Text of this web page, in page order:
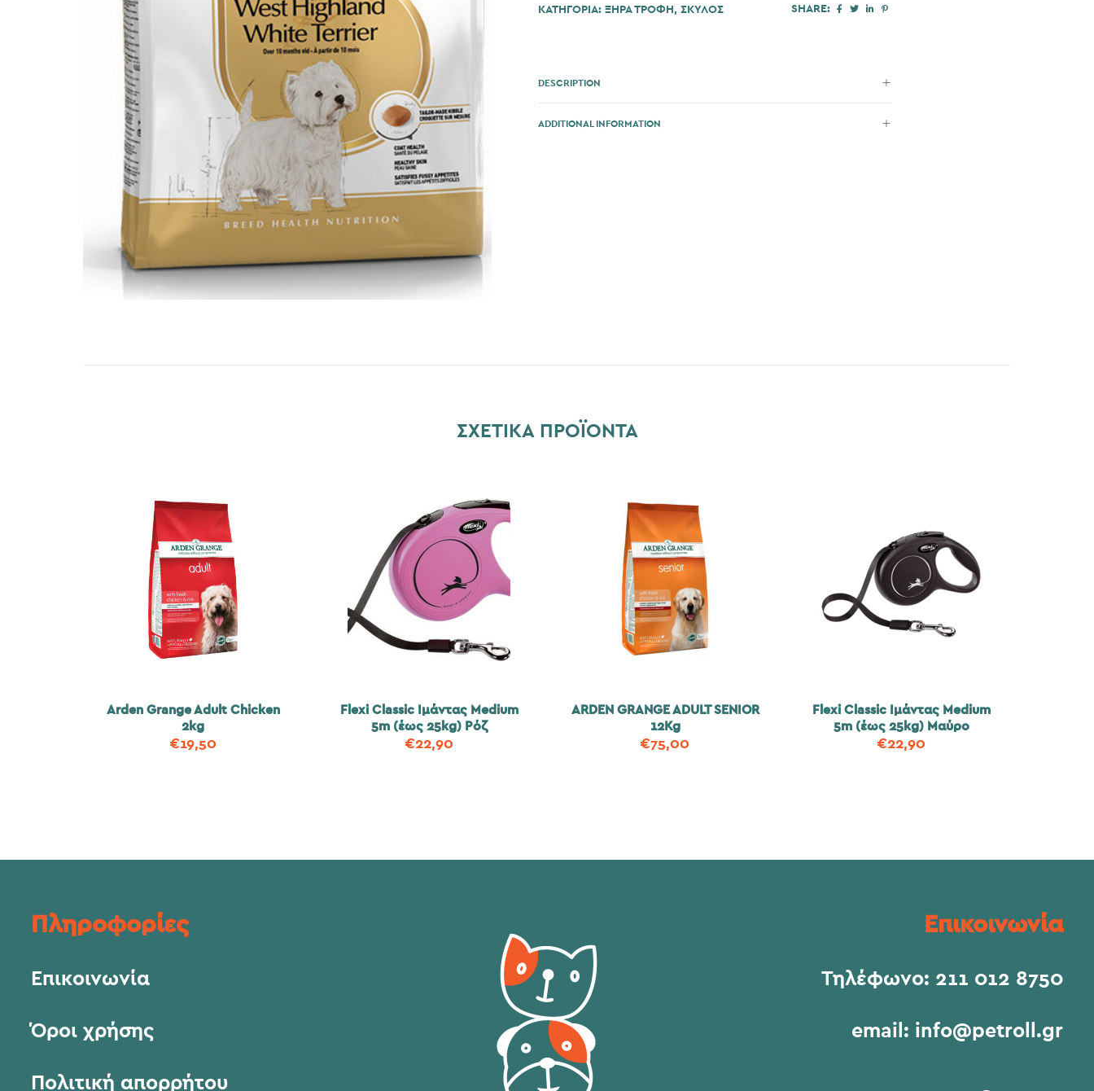
ΚΑΤΗΓΟΡΊΑ: ΞΗΡΑ ΤΡΟΦΗ , ΣΚΎΛΟΣ SHARE:
DESCRIPTION
ADDITIONAL INFORMATION
ΣΧΕΤΙΚΆ ΠΡΟΪΌΝΤΑ
Arden Grange Adult Chicken
2kg
€19,50
Flexi Classic Ιμάντας Medium
5m (έως 25kg) Ρόζ
€22,90
ARDEN GRANGE ADULT SENIOR
12Kg
€75,00
Flexi Classic Ιμάντας Medium
5m (έως 25kg) Μαύρο
€22,90
Πληροφορίες
Επικοινωνία
Όροι χρήσης
Πολιτική απορρήτου
Επικοινωνία
Τηλέφωνο: 211 012 8750
email: info@petroll.gr